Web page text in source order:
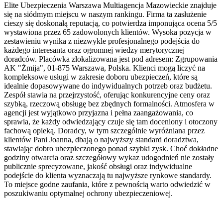
Elite Ubezpieczenia Warszawa Multiagencja Mazowieckie znajduje
się na siódmym miejscu w naszym rankingu. Firma ta zasłużenie
cieszy się doskonałą reputacją, co potwierdza imponująca ocena 5/5
wystawiona przez 65 zadowolonych klientów. Wysoka pozycja w
zestawieniu wynika z niezwykle profesjonalnego podejścia do
każdego interesanta oraz ogromnej wiedzy merytorycznej
doradców. Placówka zlokalizowana jest pod adresem: Zgrupowania
AK "Żmija", 01-875 Warszawa, Polska. Klienci mogą liczyć na
kompleksowe usługi w zakresie doboru ubezpieczeń, które są
idealnie dopasowywane do indywidualnych potrzeb oraz budżetu.
Zespół stawia na przejrzystość, oferując konkurencyjne ceny oraz
szybką, rzeczową obsługę bez zbędnych formalności. Atmosfera w
agencji jest wyjątkowo przyjazna i pełna zaangażowania, co
sprawia, że każdy odwiedzający czuje się tam doceniony i otoczony
fachową opieką. Doradcy, w tym szczególnie wyróżniana przez
klientów Pani Joanna, dbają o najwyższy standard doradztwa,
stawiając dobro ubezpieczonego ponad szybki zysk. Choć dokładne
godziny otwarcia oraz szczegółowy wykaz udogodnień nie zostały
publicznie sprecyzowane, jakość obsługi oraz indywidualne
podejście do klienta wyznaczają tu najwyższe rynkowe standardy.
To miejsce godne zaufania, które z pewnością warto odwiedzić w
poszukiwaniu optymalnej ochrony ubezpieczeniowej.